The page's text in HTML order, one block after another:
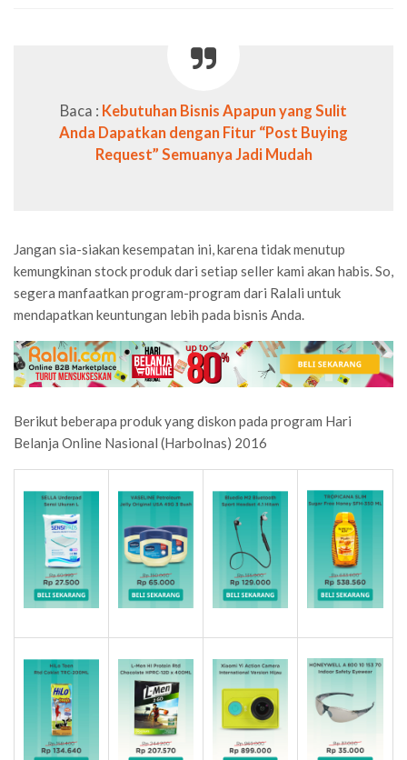
Baca : Kebutuhan Bisnis Apapun yang Sulit
Anda Dapatkan dengan Fitur “Post Buying
Request” Semuanya Jadi Mudah
Jangan sia-siakan kesempatan ini, karena tidak menutup
kemungkinan stock produk dari setiap seller kami akan habis. So,
segera manfaatkan program-program dari Ralali untuk
mendapatkan keuntungan lebih pada bisnis Anda.
Berikut beberapa produk yang diskon pada program Hari
Belanja Online Nasional (Harbolnas) 2016